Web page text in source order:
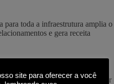
para toda a infraestrutura amplia o
e gera receita
clientes, o foco deve permanecer
site para oferecer a você